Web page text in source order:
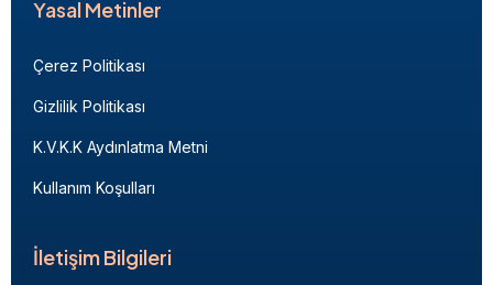
Yasal Metinler
Çerez Politikası
Gizlilik Politikası
K.V.K.K Aydınlatma Metni
Kullanım Koşulları
İletişim Bilgileri